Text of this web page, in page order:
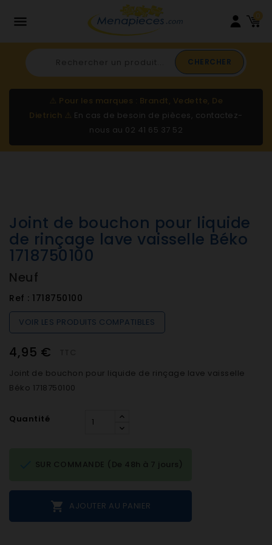
 0
CHERCHER
⚠️ Pour les marques : Brandt, Vedette, De
Dietrich ⚠️ En cas de besoin de pièces, contactez-
nous au 02 41 65 37 52
Joint de bouchon pour liquide
de rinçage lave vaisselle Béko
1718750100
Neuf
Ref : 1718750100
VOIR LES PRODUITS COMPATIBLES
4,95 €
Joint de bouchon pour liquide de rinçage lave vaisselle
Béko 1718750100
Quantité
 AJOUTER AU PANIER
SUR COMMANDE (De 48h à 7 jours)